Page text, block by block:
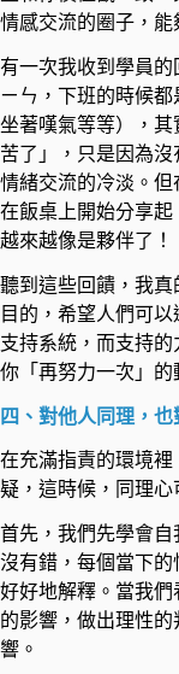
情感交流的圈子，能
有一次我收到學員
ㄧㄣ，下班的時候
坐著嘆氣等等），
苦了」，只是因為
情緒交流的冷淡。
在飯桌上開始分享
越來越像是夥伴了！ ​
聽到這些回饋，我
目的，希望人們可
支持系統，而支持
你「再努力一次」的
四、對他人同理，也
在充滿指責的環境
疑，這時候，同理心
首先，我們先學會
沒有錯，每個當下
好好地解釋。當我
的影響，做出理性
響。 ​